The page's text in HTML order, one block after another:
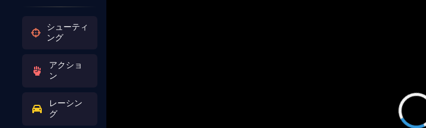
シューティ
ング
アクショ
ン
レーシン
グ